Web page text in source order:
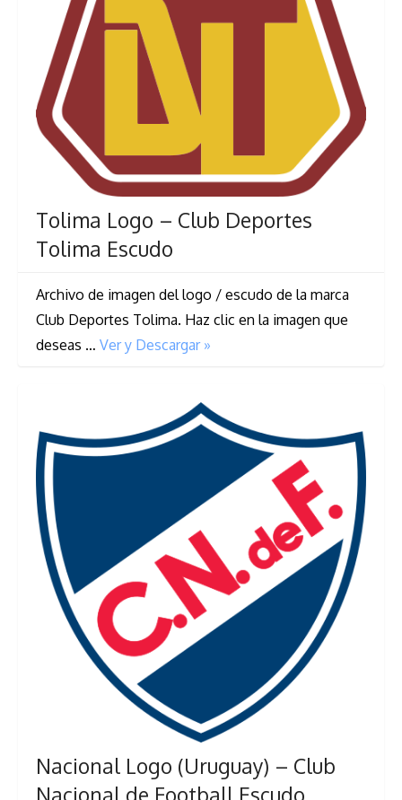
Tolima Logo – Club Deportes
Tolima Escudo
Archivo de imagen del logo / escudo de la marca
Club Deportes Tolima. Haz clic en la imagen que
deseas … Ver y Descargar »
Nacional Logo (Uruguay) – Club
Nacional de Football Escudo